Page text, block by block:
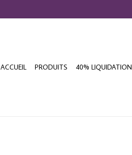
ACCUEIL PRODUITS 40% LIQUIDATION